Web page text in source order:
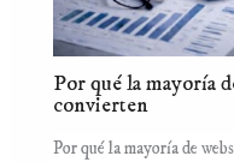
Por qué la mayoría
convierten
Por qué la mayoría de